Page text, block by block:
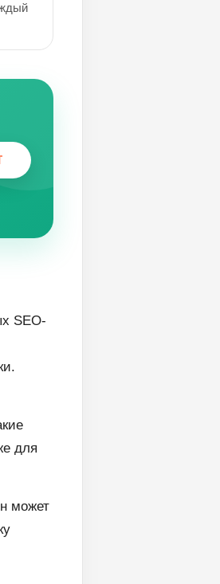
SEO-
для
может